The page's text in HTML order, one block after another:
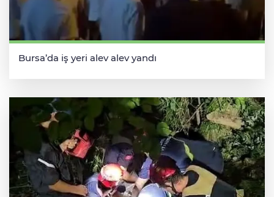
Bursa’da iş yeri alev alev yandı